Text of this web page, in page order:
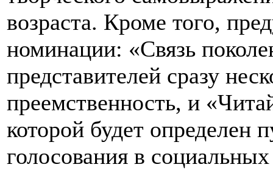
возраста. Кроме того,
номинации: «Связь
представителей сразу
преемственность, и
которой будет определен
голосования в социальных